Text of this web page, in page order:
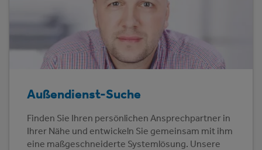
Außendienst-Suche
Finden Sie Ihren persönlichen Ansprechpartner in
Ihrer Nähe und entwickeln Sie gemeinsam mit ihm
eine maßgeschneiderte Systemlösung. Unsere